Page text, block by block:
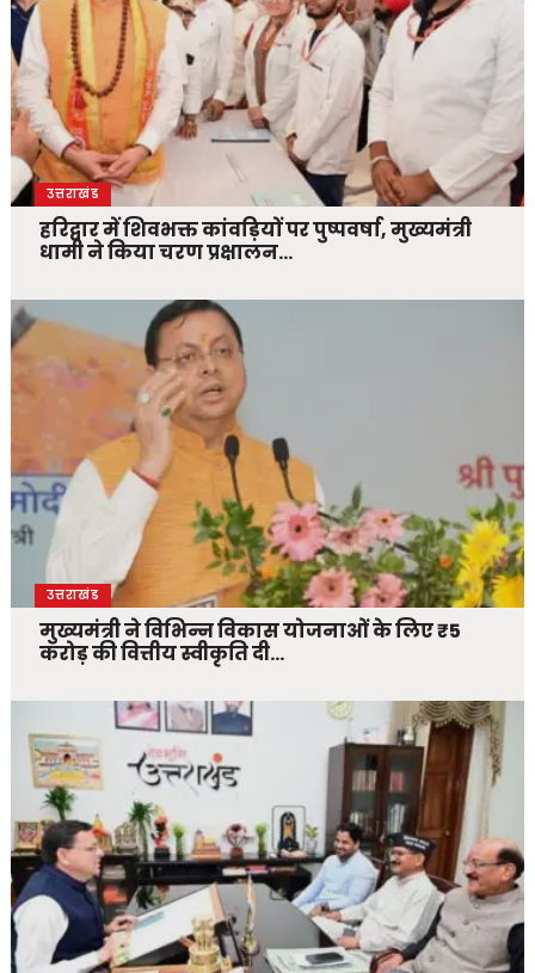
उत्तराखंड
हरिद्वार में शिवभक्त कांवड़ियों पर पुष्पवर्षा, मुख्यमंत्री
धामी ने किया चरण प्रक्षालन…
उत्तराखंड
मुख्यमंत्री ने विभिन्न विकास योजनाओं के लिए ₹5
करोड़ की वित्तीय स्वीकृति दी…